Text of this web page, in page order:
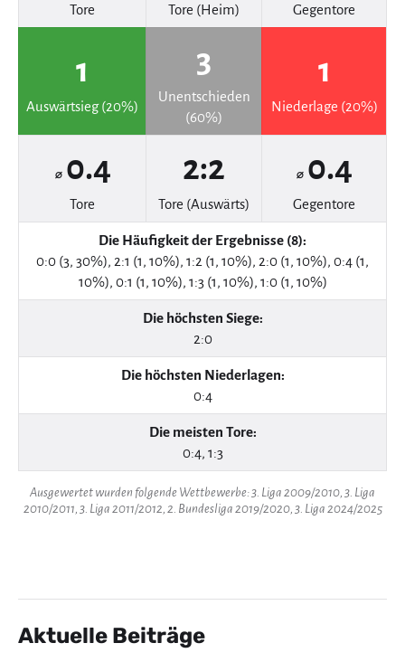
Tore Tore (Heim) Gegentore
1
Auswärtsieg (20%)
3
Unentschieden
(60%)
1
Niederlage (20%)
⌀ 0.4
Tore
2:2
Tore (Auswärts)
⌀ 0.4
Gegentore
Die Häufigkeit der Ergebnisse (8):
0:0 (3, 30%), 2:1 (1, 10%), 1:2 (1, 10%), 2:0 (1, 10%), 0:4 (1,
10%), 0:1 (1, 10%), 1:3 (1, 10%), 1:0 (1, 10%)
Die höchsten Siege:
2:0
Die höchsten Niederlagen:
0:4
Die meisten Tore:
0:4, 1:3
Ausgewertet wurden folgende Wettbewerbe: 3. Liga 2009/2010, 3. Liga
2010/2011, 3. Liga 2011/2012, 2. Bundesliga 2019/2020, 3. Liga 2024/2025
Aktuelle Beiträge